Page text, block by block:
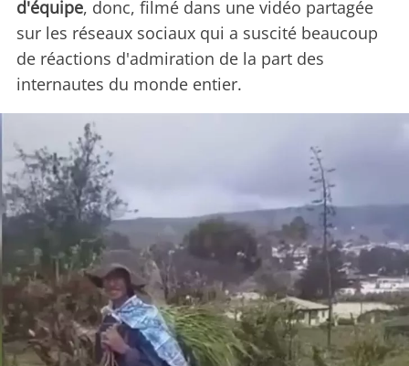
d'équipe, donc, filmé dans une vidéo partagée
sur les réseaux sociaux qui a suscité beaucoup
de réactions d'admiration de la part des
internautes du monde entier.